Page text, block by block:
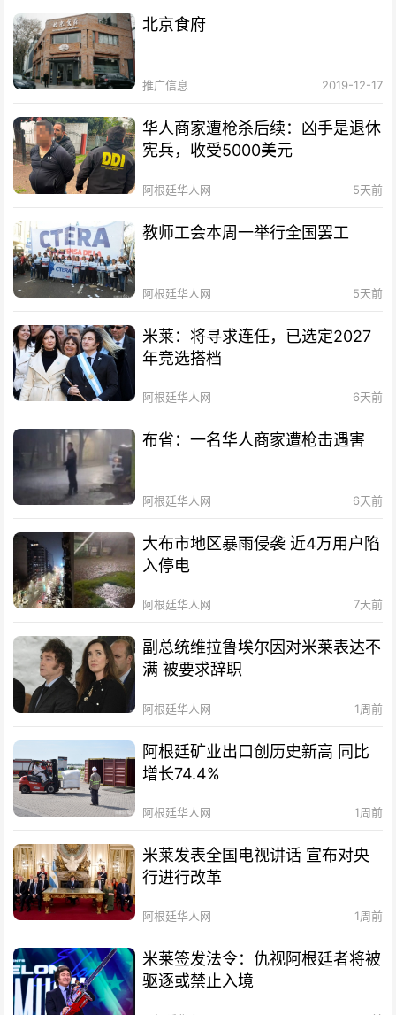
北京食府
推广信息 2019-12-17
华人商家遭枪杀后续：凶手是退休
宪兵，收受5000美元
阿根廷华人网 5天前
教师工会本周一举行全国罢工
阿根廷华人网 5天前
米莱：将寻求连任，已选定2027
年竞选搭档
阿根廷华人网 6天前
布省：一名华人商家遭枪击遇害
阿根廷华人网 6天前
大布市地区暴雨侵袭 近4万用户陷
入停电
阿根廷华人网 7天前
副总统维拉鲁埃尔因对米莱表达不
满 被要求辞职
阿根廷华人网 1周前
阿根廷矿业出口创历史新高 同比
增长74.4%
阿根廷华人网 1周前
米莱发表全国电视讲话 宣布对央
行进行改革
阿根廷华人网 1周前
米莱签发法令：仇视阿根廷者将被
驱逐或禁止入境